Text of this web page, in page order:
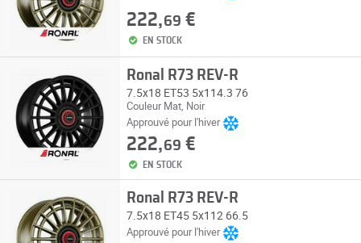
222,69 €
EN STOCK
Ronal R73 REV-R
7.5x18 ET53 5x114.3 76
Couleur Mat, Noir
Approuvé pour l'hiver
222,69 €
EN STOCK
Ronal R73 REV-R
7.5x18 ET45 5x112 66.5
Approuvé pour l'hiver